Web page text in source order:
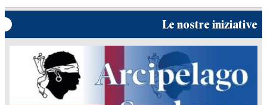
Le nostre iniziative